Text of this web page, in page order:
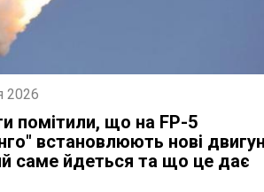
2026
помітили, що на FP-5
встановлюють нові
саме йдеться та що це дає